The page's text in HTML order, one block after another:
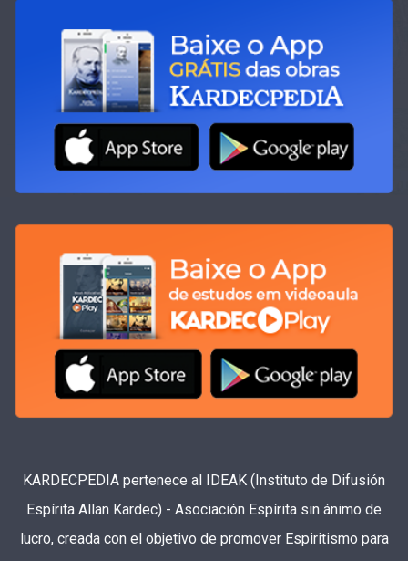
KARDECPEDIA pertenece al IDEAK (Instituto de Difusión
Espírita Allan Kardec) - Asociación Espírita sin ánimo de
lucro, creada con el objetivo de promover Espiritismo para